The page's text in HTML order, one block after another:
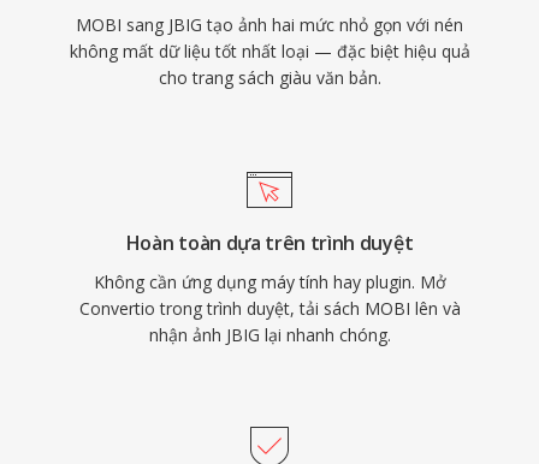
MOBI sang JBIG tạo ảnh hai mức nhỏ gọn với nén
không mất dữ liệu tốt nhất loại — đặc biệt hiệu quả
cho trang sách giàu văn bản.
Hoàn toàn dựa trên trình duyệt
Không cần ứng dụng máy tính hay plugin. Mở
Convertio trong trình duyệt, tải sách MOBI lên và
nhận ảnh JBIG lại nhanh chóng.